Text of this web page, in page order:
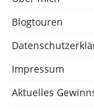
Blogtouren
Impressum
Aktuelles